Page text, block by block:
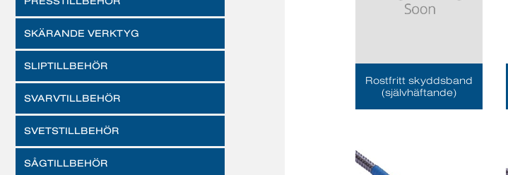
SKÄRANDE VERKTYG
SLIPTILLBEHÖR
SVARVTILLBEHÖR
SVETSTILLBEHÖR
SÅGTILLBEHÖR
Rostfritt skyddsband
(självhäftande)